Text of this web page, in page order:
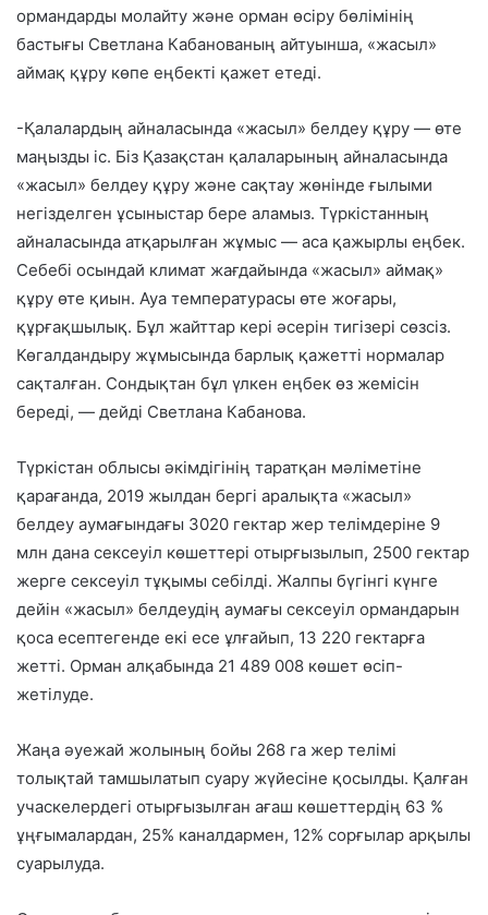
ормандарды молайту және орман өсіру бөлімінің
бастығы Светлана Кабанованың айтуынша, «жасыл»
аймақ құру көпе еңбекті қажет етеді.
-Қалалардың айналасында «жасыл» белдеу құру — өте
маңызды іс. Біз Қазақстан қалаларының айналасында
«жасыл» белдеу құру және сақтау жөнінде ғылыми
негізделген ұсыныстар бере аламыз. Түркістанның
айналасында атқарылған жұмыс — аса қажырлы еңбек.
Себебі осындай климат жағдайында «жасыл» аймақ»
құру өте қиын. Ауа температурасы өте жоғары,
құрғақшылық. Бұл жайттар кері әсерін тигізері сөзсіз.
Көгалдандыру жұмысында барлық қажетті нормалар
сақталған. Сондықтан бұл үлкен еңбек өз жемісін
береді, — дейді Светлана Кабанова.
Түркістан облысы әкімдігінің таратқан мәліметіне
қарағанда, 2019 жылдан бергі аралықта «жасыл»
белдеу аумағындағы 3020 гектар жер телімдеріне 9
млн дана сексеуіл көшеттері отырғызылып, 2500 гектар
жерге сексеуіл тұқымы себілді. Жалпы бүгінгі күнге
дейін «жасыл» белдеудің аумағы сексеуіл ормандарын
қоса есептегенде екі есе ұлғайып, 13 220 гектарға
жетті. Орман алқабында 21 489 008 көшет өсіп-
жетілуде.
Жаңа әуежай жолының бойы 268 га жер телімі
толықтай тамшылатып суару жүйесіне қосылды. Қалған
учаскелердегі отырғызылған ағаш көшеттердің 63 %
ұңғымалардан, 25% каналдармен, 12% сорғылар арқылы
суарылуда.